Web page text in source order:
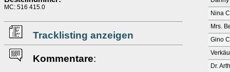
MC: 516 415.0
Tracklisting anzeigen
Kommentare:
Nina
Mrs.
Gino
Dr.